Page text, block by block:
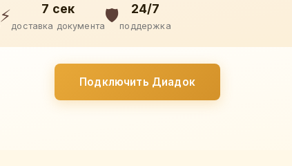
⚡ 7 сек
доставка документа
🛡️ 24/7
поддержка
Подключить Диадок